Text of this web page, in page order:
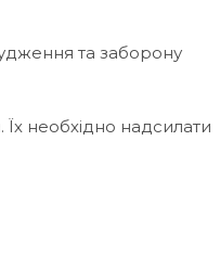
та заборону
необхідно надсилати